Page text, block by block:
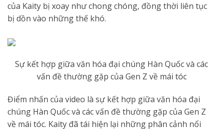
của Kaity bị xoay như chong chóng, đồng thời liên tục
bị dồn vào những thế khó.
Sự kết hợp giữa văn hóa đại chúng Hàn Quốc và các
vấn đề thường gặp của Gen Z về mái tóc
Điểm nhấn của video là sự kết hợp giữa văn hóa đại
chúng Hàn Quốc và các vấn đề thường gặp của Gen Z
về mái tóc. Kaity đã tái hiện lại những phân cảnh nổi